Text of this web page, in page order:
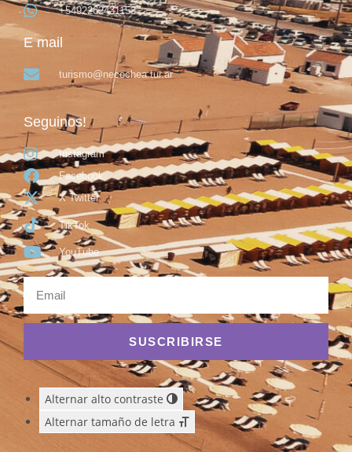
+5492262431153
E mail
turismo@necochea.tur.ar
Seguinos!
Instagram
Facebook
X Twitter
TikTok
YouTube
SUSCRIBIRSE
Alternar alto contraste
Alternar tamaño de letra